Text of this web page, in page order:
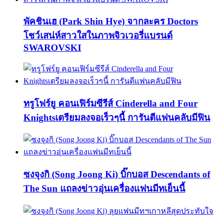
พัคชินเฮ (Park Shin Hye) จากละคร Doctors
โชว์เสน่ห์สาวใสในภาพจิวเวอรี่แบรนด์
SWAROVSKI
ทรูโฟร์ยู คอนเฟิร์มซีรีส์ Cinderella and Four
Knightsเตรียมลงจอเร็วๆนี้ การันตีแฟนคลับมีฟิน
ซงจุงกิ (Song Joong Ki) บิ๊กบอส Descendants of
The Sun แถลงข่าวอุ่นเครื่องแฟนมีทเย็นนี้